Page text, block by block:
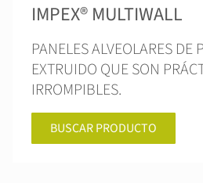
IMPEX® MULTIWALL
PANELES ALVEOLARES DE
EXTRUIDO QUE SON
IRROMPIBLES.
BUSCAR PRODUCTO